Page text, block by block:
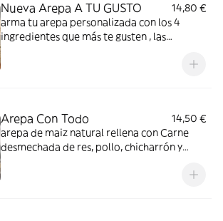
Nueva Arepa A TU GUSTO
14,80 €
arma tu arepa personalizada con los 4
ingredientes que más te gusten , las
Arepa Con Todo
14,50 €
arepa de maiz natural rellena con Carne
desmechada de res, pollo, chicharrón y